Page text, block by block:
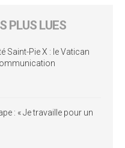
PLUS LUES
Saint-Pie X : le Vatican
: « Je travaille pour un